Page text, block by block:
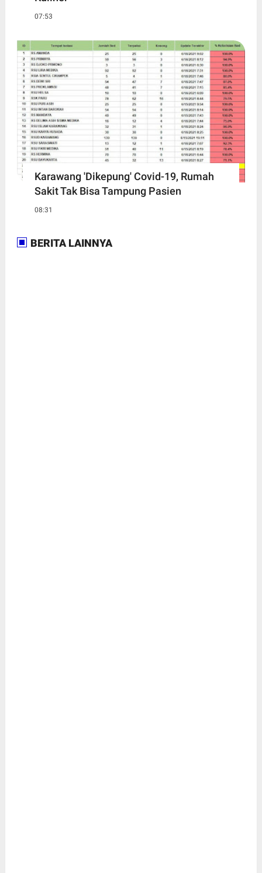
07:53
Karawang 'Dikepung' Covid-19, Rumah
Sakit Tak Bisa Tampung Pasien
08:31
BERITA LAINNYA